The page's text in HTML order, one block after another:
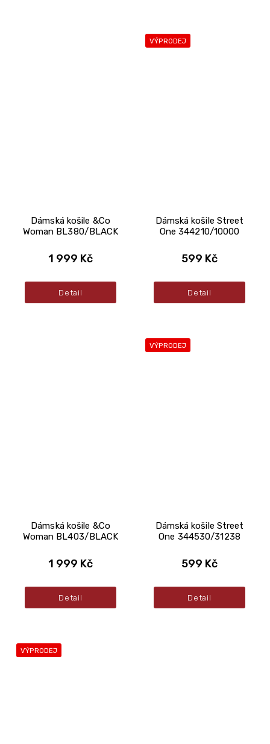
Dámská košile &Co
Woman BL380/BLACK
1 999 Kč
Detail
VÝPRODEJ
Dámská košile Street
One 344210/10000
599 Kč
Detail
Dámská košile &Co
Woman BL403/BLACK
1 999 Kč
Detail
VÝPRODEJ
Dámská košile Street
One 344530/31238
599 Kč
Detail
VÝPRODEJ